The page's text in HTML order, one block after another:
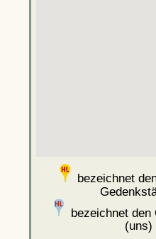
bezeichnet
bezeichnet
(uns)